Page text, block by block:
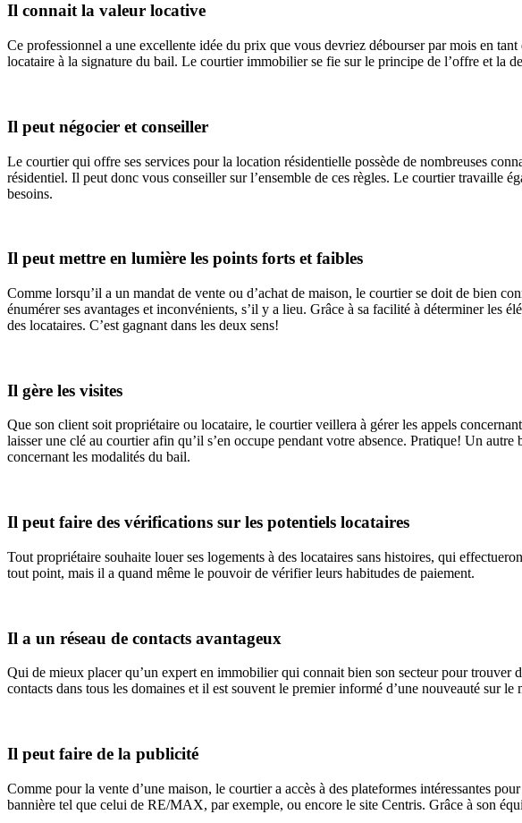
Il connait la valeur locative
Ce professionnel a une excellente idée du prix que vous devriez débourser par mois en
locataire à la signature du bail. Le courtier immobilier se fie sur le principe de l’offre et la
Il peut négocier et conseiller
Le courtier qui offre ses services pour la location résidentielle possède de nombreuses
résidentiel. Il peut donc vous conseiller sur l’ensemble de ces règles. Le courtier travaille
besoins.
Il peut mettre en lumière les points forts et faibles
Comme lorsqu’il a un mandat de vente ou d’achat de maison, le courtier se doit de bien
énumérer ses avantages et inconvénients, s’il y a lieu. Grâce à sa facilité à déterminer les
des locataires. C’est gagnant dans les deux sens!
Il gère les visites
Que son client soit propriétaire ou locataire, le courtier veillera à gérer les appels
laisser une clé au courtier afin qu’il s’en occupe pendant votre absence. Pratique! Un
concernant les modalités du bail.
Il peut faire des vérifications sur les potentiels locataires
Tout propriétaire souhaite louer ses logements à des locataires sans histoires, qui
tout point, mais il a quand même le pouvoir de vérifier leurs habitudes de paiement.
Il a un réseau de contacts avantageux
Qui de mieux placer qu’un expert en immobilier qui connait bien son secteur pour trouver
contacts dans tous les domaines et il est souvent le premier informé d’une nouveauté sur le
Il peut faire de la publicité
Comme pour la vente d’une maison, le courtier a accès à des plateformes intéressantes
bannière tel que celui de RE/MAX, par exemple, ou encore le site Centris. Grâce à son